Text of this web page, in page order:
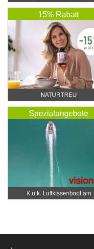
15% Rabatt
NATURTREU
Spezialangebote
K.u.k. Luftkissenboot am